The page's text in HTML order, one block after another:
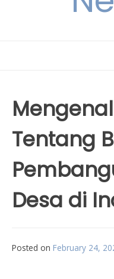
Tentang
Desa di
Posted on February 24,